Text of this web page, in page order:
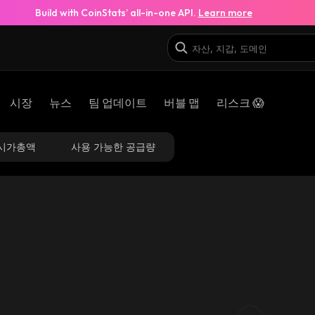
Build with CoinStats’ all-in-one API. Learn more
시장 뉴스 팀 업데이트 버블 맵 리스크 😱
가총액 사용 가능한 공급량